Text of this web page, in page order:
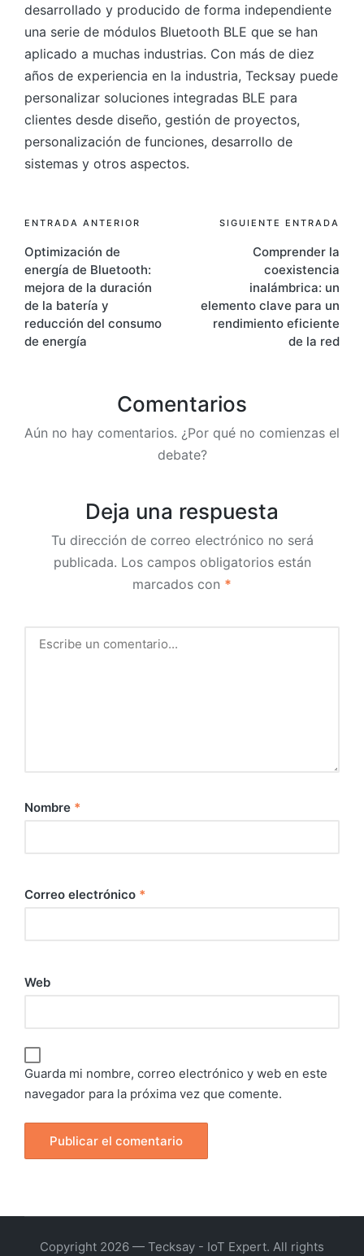
desarrollado y producido de forma independiente
una serie de módulos Bluetooth BLE que se han
aplicado a muchas industrias. Con más de diez
años de experiencia en la industria, Tecksay puede
personalizar soluciones integradas BLE para
clientes desde diseño, gestión de proyectos,
personalización de funciones, desarrollo de
sistemas y otros aspectos.
Navegación
de
entradas
ENTRADA ANTERIOR
Optimización de
energía de Bluetooth:
mejora de la duración
de la batería y
reducción del consumo
de energía
SIGUIENTE ENTRADA
Comprender la
coexistencia
inalámbrica: un
elemento clave para un
rendimiento eficiente
de la red
Comentarios
Aún no hay comentarios. ¿Por qué no comienzas el
debate?
Deja una respuesta
Tu dirección de correo electrónico no será
publicada. Los campos obligatorios están
marcados con *
Nombre *
Correo electrónico *
Web
Guarda mi nombre, correo electrónico y web en este
navegador para la próxima vez que comente.
Copyright 2026 — Tecksay - IoT Expert. All rights